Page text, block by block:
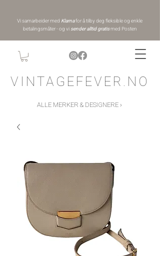
VINTAGEFEVER.NO
Vi samarbeider med Klarnafor å tilby deg fleksible og enkle
betalingsmåter - og vi sender alltid gratismed Posten
ALLE MERKER & DESIGNERE ›